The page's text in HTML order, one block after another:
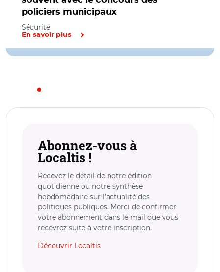
policiers municipaux
Sécurité
En savoir plus
Abonnez-vous à
Localtis !
Recevez le détail de notre édition
quotidienne ou notre synthèse
hebdomadaire sur l’actualité des
politiques publiques. Merci de confirmer
votre abonnement dans le mail que vous
recevrez suite à votre inscription.
Découvrir Localtis